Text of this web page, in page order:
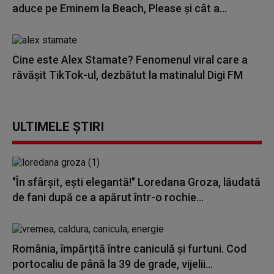
aduce pe Eminem la Beach, Please și cât a...
Cine este Alex Stamate? Fenomenul viral care a
răvășit TikTok-ul, dezbătut la matinalul Digi FM
ULTIMELE ȘTIRI
"În sfârșit, ești elegantă!" Loredana Groza, lăudată
de fani după ce a apărut într-o rochie...
România, împărțită între caniculă și furtuni. Cod
portocaliu de până la 39 de grade, vijelii...